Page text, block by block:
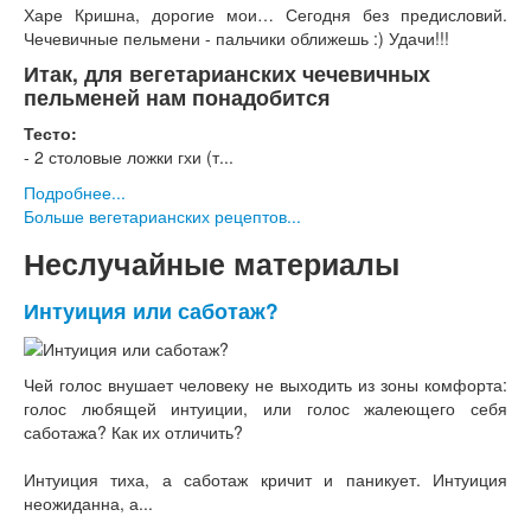
Харе Кришна, дорогие мои… Сегодня без предисловий.
Чечевичные пельмени - пальчики оближешь :) Удачи!!!
Итак, для вегетарианских чечевичных
пельменей нам понадобится
Тесто:
- 2 столовые ложки гхи (т...
Подробнее...
Больше вегетарианских рецептов...
Неслучайные материалы
Интуиция или саботаж?
Чей голос внушает человеку не выходить из зоны комфорта:
голос любящей интуиции, или голос жалеющего себя
саботажа? Как их отличить?
Интуиция тиха, а саботаж кричит и паникует. Интуиция
неожиданна, а...